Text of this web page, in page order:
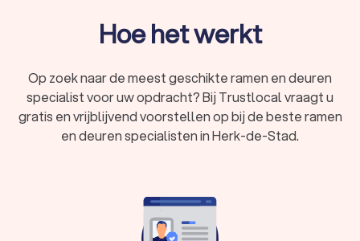
aanvullend schilderwerk
gevonden. De kozijnenspecialisten in Herk-de-Stad hebben
een gemiddelde Trustlocal-score van een 8.6. Welke
specialist u ook kiest, via Trustlocal maakt u een goede keuze
voor de kozijnspecialist. We kunnen u ook helpen door direct
prijsopgaven aan te vragen bij verschillende
Hoe het werkt
Op zoek naar de meest geschikte ramen en deuren
specialist voor uw opdracht? Bij Trustlocal vraagt u
gratis en vrijblijvend voorstellen op bij de beste ramen
en deuren specialisten in Herk-de-Stad.